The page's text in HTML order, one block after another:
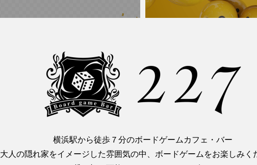
横浜駅から徒歩７分のボードゲームカフェ・バー
大人の隠れ家をイメージした雰囲気の中、ボードゲームをお楽しみく